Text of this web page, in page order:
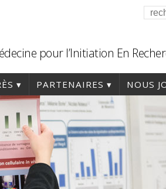
pour l’Initiation En
PARTENAIRES NOUS